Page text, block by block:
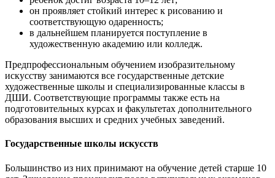
он проявляет стойкий интерес к рисованию и
соответствующую одаренность;
в дальнейшем планируется поступление в
художественную академию или колледж.
Предпрофессиональным обучением изобразительному
искусству занимаются все государственные детские
художественные школы и специализированные классы в
ДШИ. Соответствующие программы также есть на
подготовительных курсах и факультетах дополнительного
образования высших и средних учебных заведений.
Государственные школы искусств
Большинство из них принимают на обучение детей старше 10